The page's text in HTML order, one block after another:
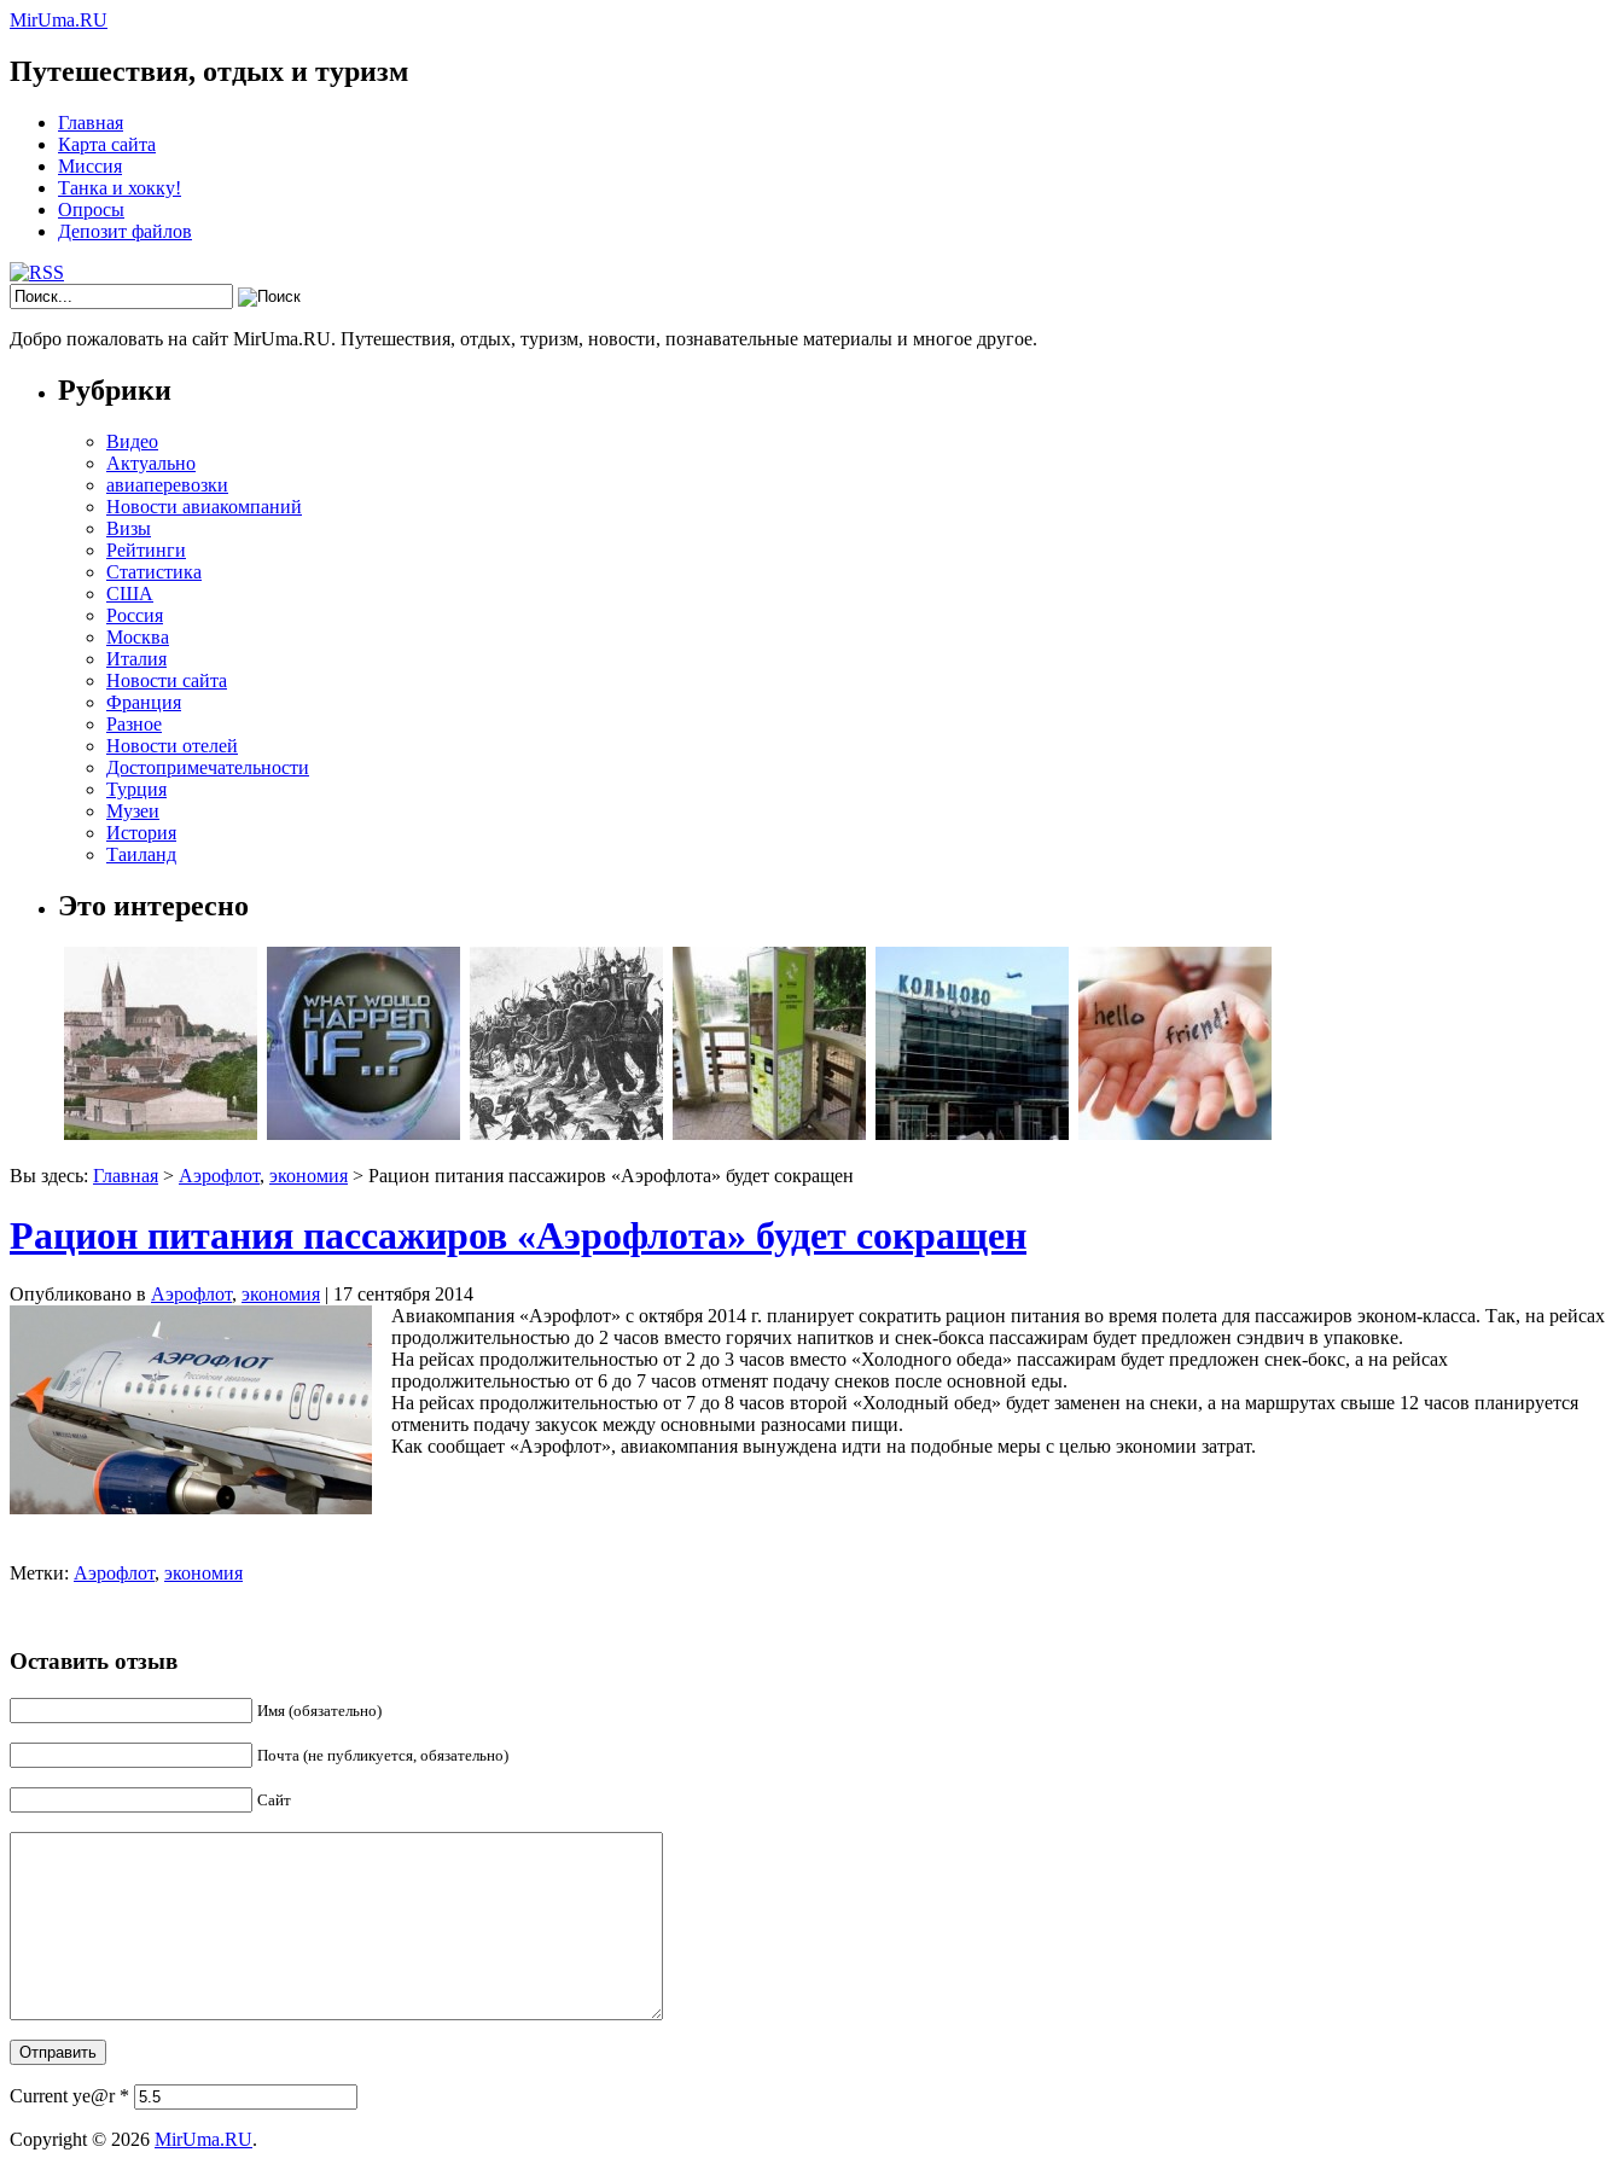
MirUma.RU
Путешествия, отдых и туризм
Главная
Карта сайта
Миссия
Танка и хокку!
Опросы
Депозит файлов
Добро пожаловать на сайт MirUma.RU. Путешествия, отдых, туризм, новости, познавательные материалы и многое другое.
Рубрики
Видео
Актуально
авиаперевозки
Новости авиакомпаний
Визы
Рейтинги
Статистика
США
Россия
Москва
Италия
Новости сайта
Франция
Разное
Новости отелей
Достопримечательности
Турция
Музеи
История
Таиланд
Это интересно
Вы здесь: Главная > Аэрофлот, экономия > Рацион питания пассажиров «Аэрофлота» будет сокращен
Рацион питания пассажиров «Аэрофлота» будет сокращен
Опубликовано в Аэрофлот, экономия | 17 сентября 2014
Авиакомпания «Аэрофлот» с октября 2014 г. планирует сократить рацион питания во время полета для пассажиров эконом-класса. Так, на рейсах
продолжительностью до 2 часов вместо горячих напитков и снек-бокса пассажирам будет предложен сэндвич в упаковке.
На рейсах продолжительностью от 2 до 3 часов вместо «Холодного обеда» пассажирам будет предложен снек-бокс, а на рейсах
продолжительностью от 6 до 7 часов отменят подачу снеков после основной еды.
На рейсах продолжительностью от 7 до 8 часов второй «Холодный обед» будет заменен на снеки, а на маршрутах свыше 12 часов планируется
отменить подачу закусок между основными разносами пищи.
Как сообщает «Аэрофлот», авиакомпания вынуждена идти на подобные меры с целью экономии затрат.
Метки: Аэрофлот, экономия
Оставить отзыв
Имя (обязательно)
Почта (не публикуется, обязательно)
Сайт
Current ye@r *
Copyright © 2026 MirUma.RU.